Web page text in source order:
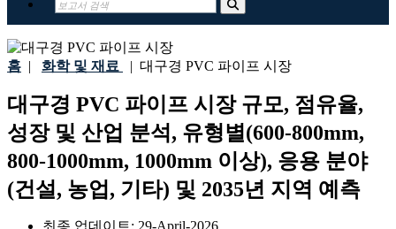
홈 | 화학 및 재료 | 대구경 PVC 파이프 시장
대구경 PVC 파이프 시장 규모, 점유율,
성장 및 산업 분석, 유형별(600-800mm,
800-1000mm, 1000mm 이상), 응용 분야
(건설, 농업, 기타) 및 2035년 지역 예측